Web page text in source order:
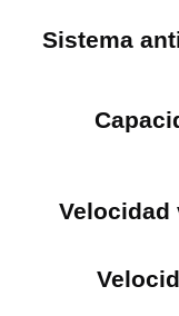
Sistema
Velocidad